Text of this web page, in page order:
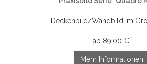
Deckenbild/Wandbild im
ab 89,00 €*
Mehr Informationen